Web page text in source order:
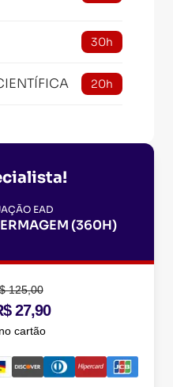
30h
20h
EAD
(360H)
125,00
27,90
cartão